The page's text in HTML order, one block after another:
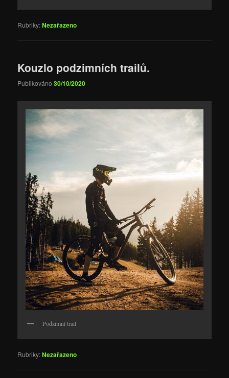
Rubriky:Nezařazeno
Kouzlo podzimních trailů.
Publikováno30/10/2020
Podzimní trail
Rubriky:Nezařazeno